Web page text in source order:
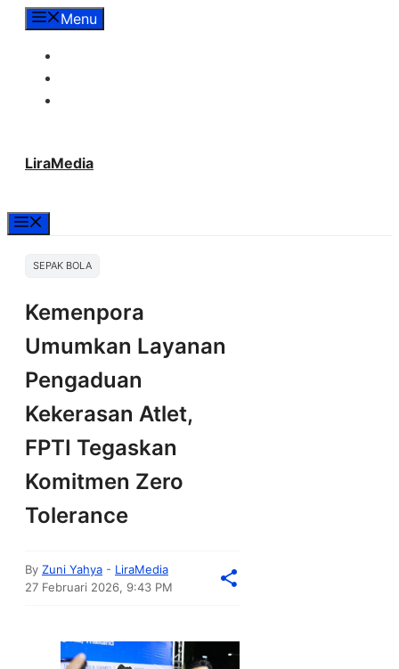
LangsungMenu
LiraMedia
SEPAK BOLA
Kemenpora
Umumkan Layanan
Pengaduan
Kekerasan Atlet,
FPTI Tegaskan
Komitmen Zero
Tolerance
By Zuni Yahya - LiraMedia
27 Februari 2026, 9:43 PM